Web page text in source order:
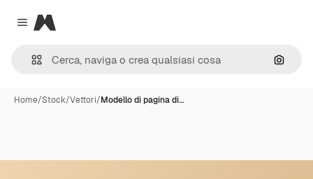
Close menu
Magnific
Cerca
Home/Stock/Vettori/Modello di pagina di…